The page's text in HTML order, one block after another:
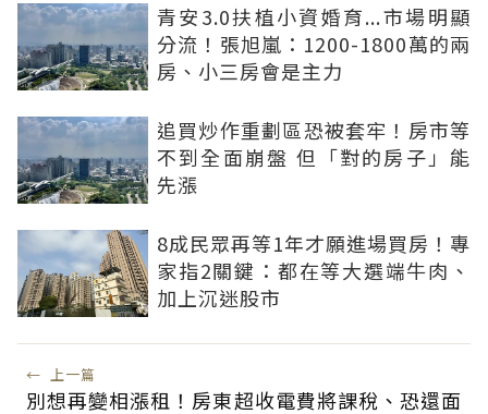
青安3.0扶植小資婚育...市場明顯
分流！張旭嵐：1200-1800萬的兩
房、小三房會是主力
追買炒作重劃區恐被套牢！房市等
不到全面崩盤 但「對的房子」能
先漲
8成民眾再等1年才願進場買房！專
家指2關鍵：都在等大選端牛肉、
加上沉迷股市
← 上一篇
別想再變相漲租！房東超收電費將課稅、恐還面